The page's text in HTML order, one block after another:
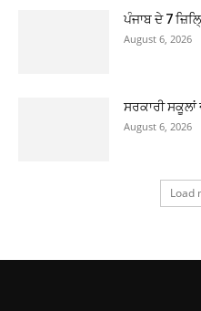
ਪੰਜਾਬ ਦੇ 7
August 6, 2026
ਸਰਕਾਰੀ ਸਕੂਲਾਂ
August 6, 2026
Load